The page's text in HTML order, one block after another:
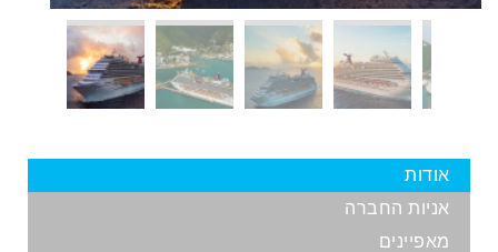
אודות
אניות החברה
מאפיינים